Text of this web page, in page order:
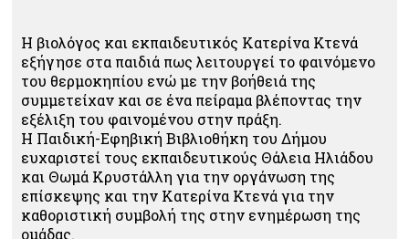
Η βιολόγος και εκπαιδευτικός Κατερίνα Κτενά
εξήγησε στα παιδιά πως λειτουργεί το φαινόμενο
του θερμοκηπίου ενώ με την βοήθειά της
συμμετείχαν και σε ένα πείραμα βλέποντας την
εξέλιξη του φαινομένου στην πράξη.
Η Παιδική-Εφηβική Βιβλιοθήκη του Δήμου
ευχαριστεί τους εκπαιδευτικούς Θάλεια Ηλιάδου
και Θωμά Κρυστάλλη για την οργάνωση της
επίσκεψης και την Κατερίνα Κτενά για την
καθοριστική συμβολή της στην ενημέρωση της
ομάδας.